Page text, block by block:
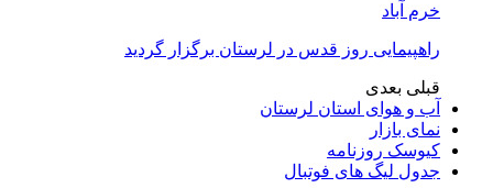
خرم آباد
راهپیمایی روز قدس در لرستان برگزار گردید
قبلی بعدی
آب و هوای استان لرستان
نمای بازار
کیوسک روزنامه
جدول لیگ های فوتبال